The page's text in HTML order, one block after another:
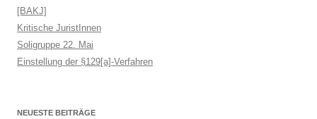
[BAKJ]
Kritische JuristInnen
Soligruppe 22. Mai
Einstellung der §129[a]-Verfahren
NEUESTE BEITRÄGE